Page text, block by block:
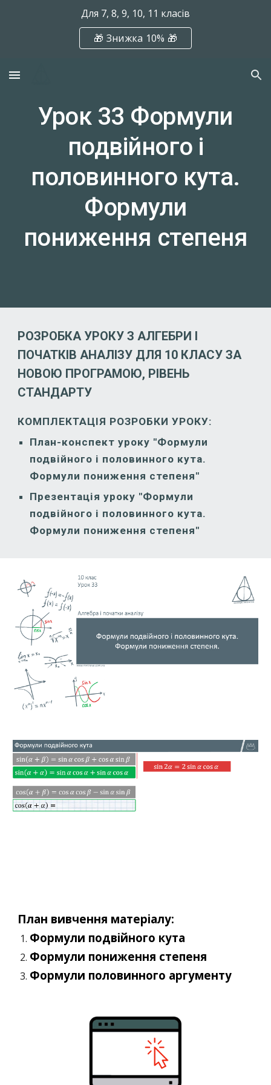
Skip to main content
Для 7, 8, 9, 10, 11 класів
🎁 Знижка 10% 🎁
Урок 33 Формули
подвійного і
половинного кута.
Формули
пониження степеня
РОЗРОБКА УРОКУ З АЛГЕБРИ І
ПОЧАТКІВ АНАЛІЗУ ДЛЯ 10 КЛАСУ ЗА
НОВОЮ ПРОГРАМОЮ, РІВЕНЬ
СТАНДАРТУ
КОМПЛЕКТАЦІЯ РОЗРОБКИ УРОКУ:
План-конспект уроку "Формули
подвійного і половинного кута.
Формули пониження степеня"
Презентація уроку "Формули
подвійного і половинного кута.
Формули пониження степеня"
План вивчення матеріалу:
Формули подвійного кута
Формули пониження степеня
Формули половинного аргументу